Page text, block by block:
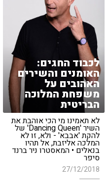
לכבוד החגים:
האומנים והשירים
האהובים על
משפחת המלוכה
הבריטית
לא תאמינו מי הכי אוהבת את
השיר 'Dancing Queen' של
להקת 'אבבא' - ולא, זו לא
המלכה אליזבת, אל תהיו
בנאלים • המאסטרו ניר ברנד
סיפר
27/12/2018